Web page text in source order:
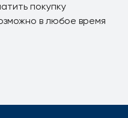
покупку
в любое время